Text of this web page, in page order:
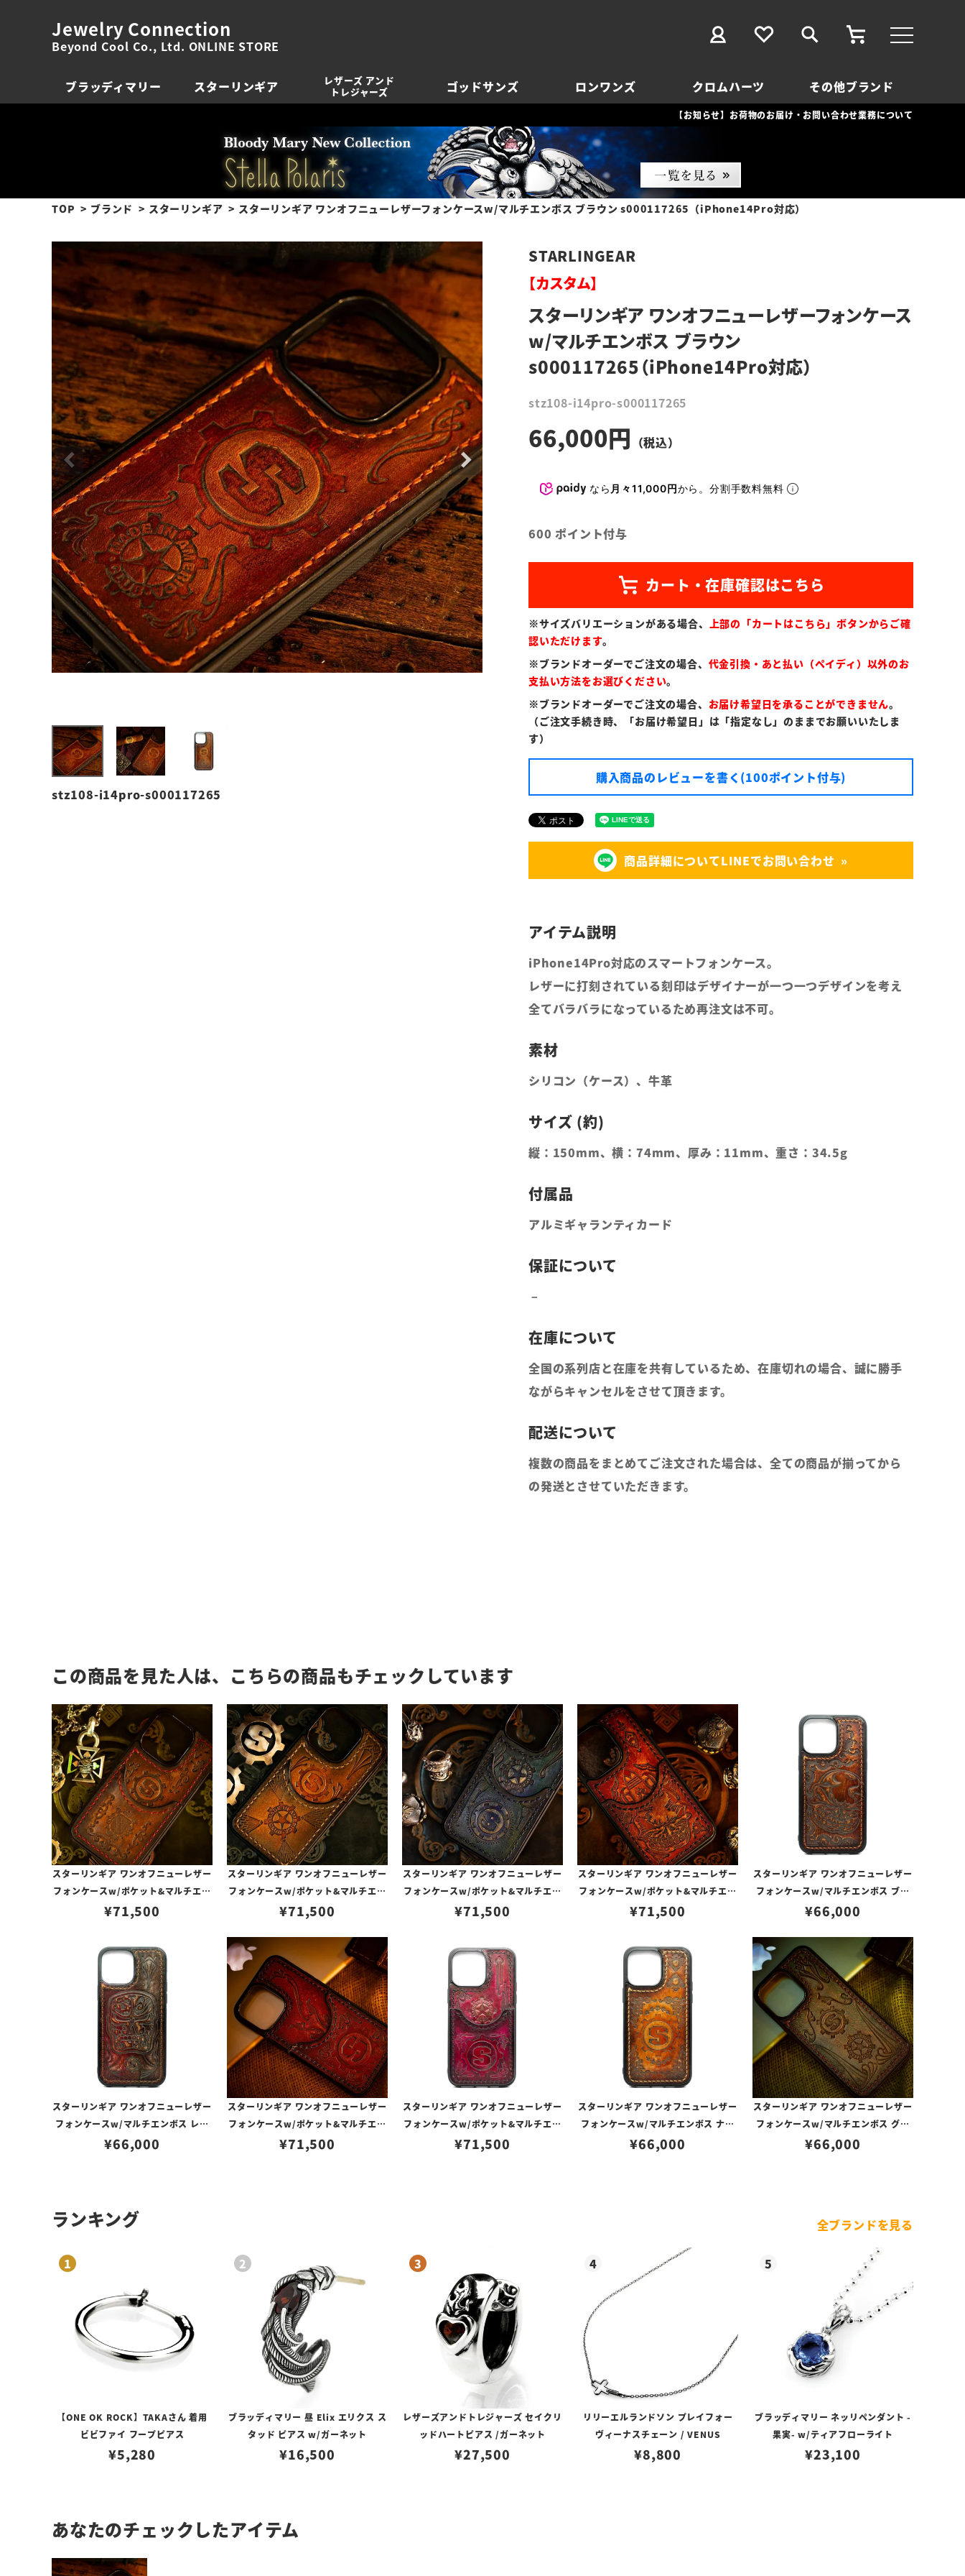
Jewelry Connection
Beyond Cool Co., Ltd. ONLINE STORE
ブラッディマリー スターリンギア
レザーズ アンド
トレジャーズ
ゴッドサンズ ロンワンズ クロムハーツ その他ブランド
【お知らせ】お荷物のお届け・お問い合わせ業務について
TOP ブランド スターリンギア スターリンギア ワンオフニューレザーフォンケースw/マルチエンボス ブラウン s000117265（iPhone14Pro対応）
stz108-i14pro-s000117265
STARLINGEAR
【カスタム】
スターリンギア ワンオフニューレザーフォンケース
w/マルチエンボス ブラウン
s000117265（iPhone14Pro対応）
stz108-i14pro-s000117265
66,000
なら 月々11,000円から。分割手数料無料
600 ポイント付与
※サイズバリエーションがある場合、
上部の「カートはこちら」ボタンからご確
認いただけます。
※ブランドオーダーでご注文の場合、 代金引換・あと払い（ペイディ）以外のお
支払い方法をお選びください。
※ブランドオーダーでご注文の場合、 お届け希望日を承ることができません。
（ご注文手続き時、「お届け希望日」は「指定なし」のままでお願いいたしま
す）
購入商品のレビューを書く(100ポイント付与)
商品詳細についてLINEでお問い合わせ
iPhone14Pro対応のスマートフォンケース。
レザーに打刻されている刻印はデザイナーが一つ一つデザインを考え
全てバラバラになっているため再注文は不可。
シリコン（ケース）、牛革
縦：150mm、横：74mm、厚み：11mm、重さ：34.5g
アルミギャランティカード
全国の系列店と在庫を共有しているため、在庫切れの場合、誠に勝手
ながらキャンセルをさせて頂きます。
複数の商品をまとめてご注文された場合は、全ての商品が揃ってから
の発送とさせていただきます。
この商品を見た人は、こちらの商品もチェックしています
スターリンギア ワンオフニューレザー
フォンケースw/ポケット&マルチエン
ボス ブラウン s000117270（iPhone
¥71,500
スターリンギア ワンオフニューレザー
フォンケースw/ポケット&マルチエン
ボス ライトブラウン s000117268（i
¥71,500
スターリンギア ワンオフニューレザー
フォンケースw/ポケット&マルチエン
ボス グリーン s000117269（iPhone
¥71,500
スターリンギア ワンオフニューレザー
フォンケースw/ポケット&マルチエン
ボス レッド s000117266（iPhone1
¥71,500
スターリンギア ワンオフニューレザー
フォンケースw/マルチエンボス ブラ
ウン s000117355（iPhone14ProM
¥66,000
スターリンギア ワンオフニューレザー
フォンケースw/マルチエンボス レッ
ドブラウン s000117357（iPhone13
¥66,000
スターリンギア ワンオフニューレザー
フォンケースw/ポケット&マルチエン
ボス レッド s000117272（iPhone1
¥71,500
スターリンギア ワンオフニューレザー
フォンケースw/ポケット&マルチエン
ボス レッド s000117351（iPhone1
¥71,500
スターリンギア ワンオフニューレザー
フォンケースw/マルチエンボス ナチ
ュラルブラウン s000117356（iPhon
¥66,000
スターリンギア ワンオフニューレザー
フォンケースw/マルチエンボス グリ
ーン s000117271（iPhone14ProM
¥66,000
ランキング 全ブランドを見る
【ONE OK ROCK】TAKAさん 着用
ビビファイ フープピアス
¥5,280
ブラッディマリー 昼 Elix エリクス ス
タッド ピアス w/ガーネット
¥16,500
レザーズアンドトレジャーズ セイクリ
ッドハートピアス /ガーネット
¥27,500
リリーエルランドソン プレイフォー
ヴィーナスチェーン / VENUS
¥8,800
ブラッディマリー ネッリペンダント -
果実- w/ティアフローライト
¥23,100
あなたのチェックしたアイテム